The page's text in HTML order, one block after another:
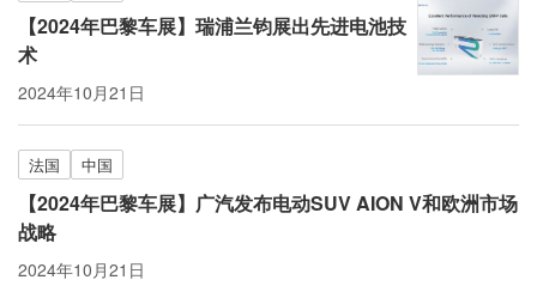
【2024年巴黎车展】瑞浦兰钧展出先进电池技
术
2024年10月21日
法国 中国
【2024年巴黎车展】广汽发布电动SUV AION V和欧洲市场
战略
2024年10月21日